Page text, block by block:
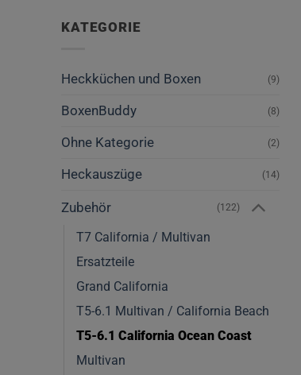
KATEGORIE
Heckküchen und Boxen (9)
BoxenBuddy (8)
Ohne Kategorie (2)
Heckauszüge (14)
Zubehör (122)
T7 California / Multivan
Ersatzteile
Grand California
T5-6.1 Multivan / California Beach
T5-6.1 California Ocean Coast
Multivan